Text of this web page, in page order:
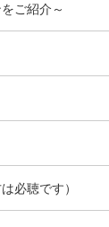
ご紹介～
必聴です）